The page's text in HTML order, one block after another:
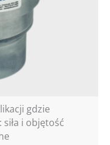
gdzie
i objętość